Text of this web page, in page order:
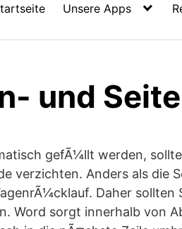
Unsere Apps
und
gefÃ¼llt werden,
verzichten. Anders als die
Daher sollten
Word sorgt innerhalb von